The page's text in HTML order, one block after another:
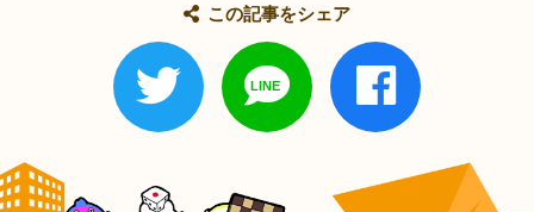
この記事をシェア